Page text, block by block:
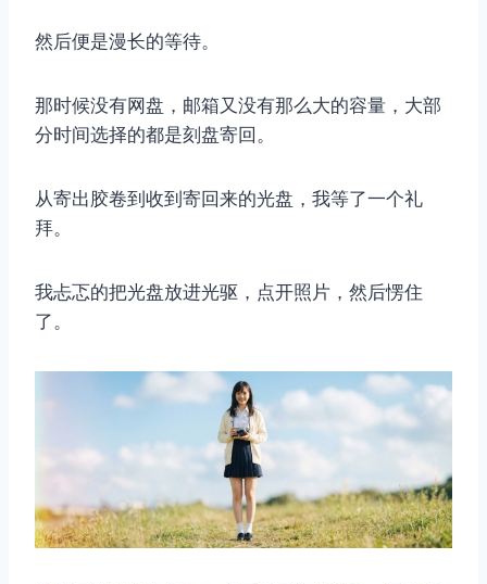
然后便是漫长的等待。
那时候没有网盘，邮箱又没有那么大的容量，大部
分时间选择的都是刻盘寄回。
从寄出胶卷到收到寄回来的光盘，我等了一个礼
拜。
我忐忑的把光盘放进光驱，点开照片，然后愣住
了。